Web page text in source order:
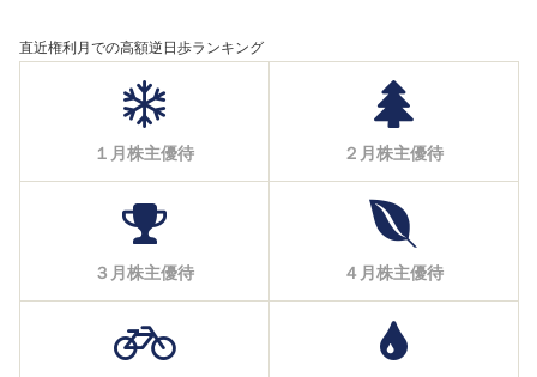
直近権利月での高額逆日歩ランキング
１月株主優待 ２月株主優待
３月株主優待 ４月株主優待